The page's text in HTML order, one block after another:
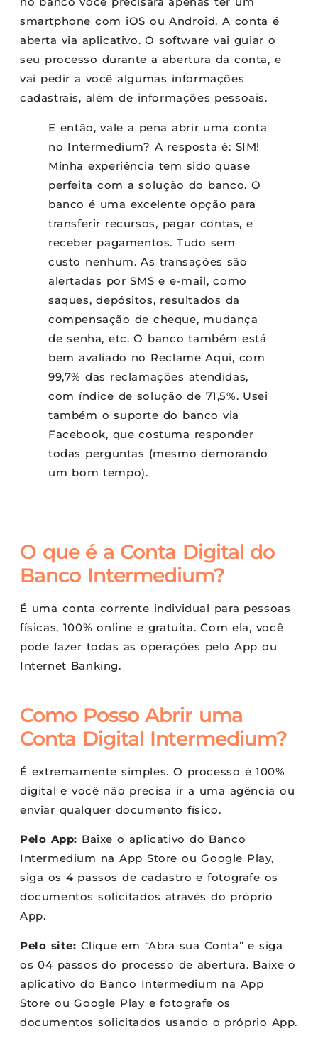
smartphone com iOS ou Android. A conta é
aberta via aplicativo. O software vai guiar o
seu processo durante a abertura da conta, e
vai pedir a você algumas informações
cadastrais, além de informações pessoais.
E então, vale a pena abrir uma conta
no Intermedium? A resposta é: SIM!
Minha experiência tem sido quase
perfeita com a solução do banco. O
banco é uma excelente opção para
transferir recursos, pagar contas, e
receber pagamentos. Tudo sem
custo nenhum. As transações são
alertadas por SMS e e-mail, como
saques, depósitos, resultados da
compensação de cheque, mudança
de senha, etc. O banco também está
bem avaliado no Reclame Aqui, com
99,7% das reclamações atendidas,
com índice de solução de 71,5%. Usei
também o suporte do banco via
Facebook, que costuma responder
todas perguntas (mesmo demorando
um bom tempo).
O que é a Conta Digital do
Banco Intermedium?
É uma conta corrente individual para pessoas
físicas, 100% online e gratuita. Com ela, você
pode fazer todas as operações pelo App ou
Internet Banking.
Como Posso Abrir uma
Conta Digital Intermedium?
É extremamente simples. O processo é 100%
digital e você não precisa ir a uma agência ou
enviar qualquer documento físico.
Pelo App: Baixe o aplicativo do Banco
Intermedium na App Store ou Google Play,
siga os 4 passos de cadastro e fotografe os
documentos solicitados através do próprio
App.
Pelo site: Clique em “Abra sua Conta” e siga
os 04 passos do processo de abertura. Baixe o
aplicativo do Banco Intermedium na App
Store ou Google Play e fotografe os
documentos solicitados usando o próprio App.